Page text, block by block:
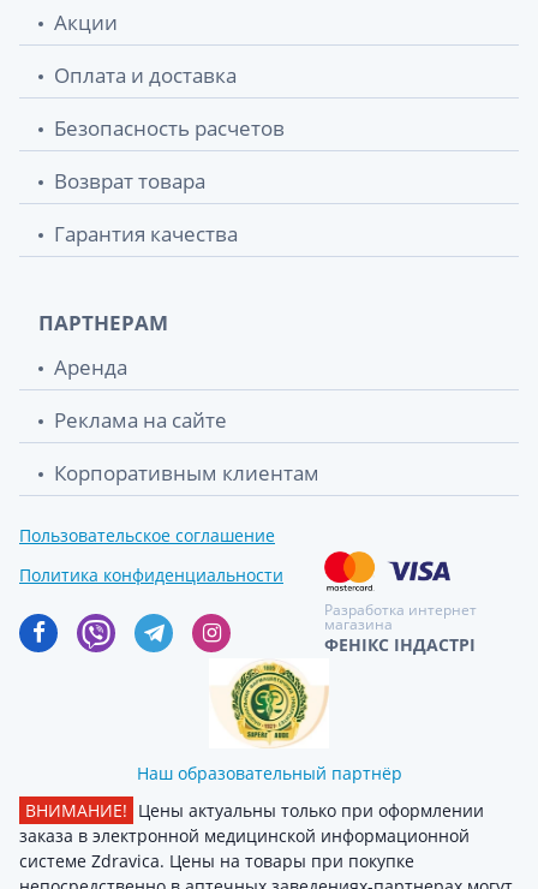
Акции
Оплата и доставка
Безопасность расчетов
Возврат товара
Гарантия качества
ПАРТНЕРАМ
Аренда
Реклама на сайте
Корпоративным клиентам
Пользовательское соглашение
Политика конфиденциальности
Разработка интернет
магазина
ФЕНІКС ІНДАСТРІ
Наш образовательный партнёр
ВНИМАНИЕ! Цены актуальны только при оформлении
заказа в электронной медицинской информационной
системе Zdravica. Цены на товары при покупке